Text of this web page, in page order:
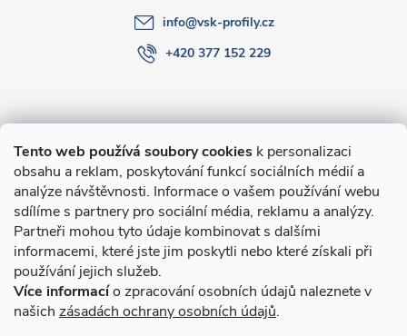
Tento web používá soubory cookies k personalizaci
obsahu a reklam, poskytování funkcí sociálních médií a
analýze návštěvnosti. Informace o vašem používání webu
sdílíme s partnery pro sociální média, reklamu a analýzy.
Partneři mohou tyto údaje kombinovat s dalšími
informacemi, které jste jim poskytli nebo které získali při
používání jejich služeb.
Více informacío zpracování osobních údajů naleznete v
našich zásadách ochrany osobních údajů.
O nákupu
Novinky v programu Alusic
Archiv
info@vsk-profily.cz
+420 377 152 229